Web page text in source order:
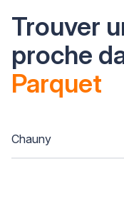
Trouver
proche
Parquet
Chauny